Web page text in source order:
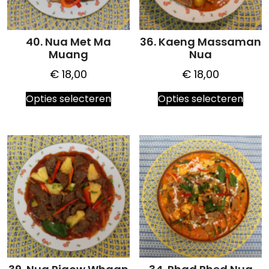
40. Nua Met Ma
Muang
€18,00
Opties selecteren
Dit
product
meerdere
variaties.
Deze
optie
kan
gekozen
worden
op
de
productpagina
36. Kaeng Massaman
Nua
€ 18,00
Opties selecteren
Dit
Deze
optie
kan
op
de